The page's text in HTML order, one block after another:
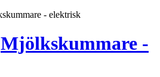
Mjölkskummare -